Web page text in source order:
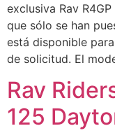
exclusiva Rav
que sólo se han
está disponible
de solicitud. El
Rav
125